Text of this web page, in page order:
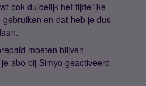
ook duidelijk het tijdelijke
gebruiken en dat heb je dus
moeten blijven
abo bij Simyo geactiveerd